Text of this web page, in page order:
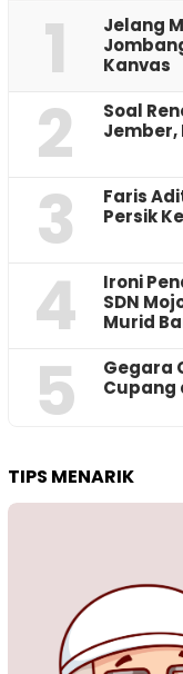
1
Jelang
Kanvas
2
‎Soal
Jember,
3
Faris
Persik
4
Ironi
SDN
Murid
5
‎Gegara
Cupang
TIPS MENARIK